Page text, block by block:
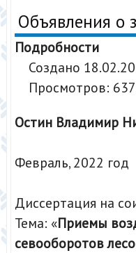
Объявления о
Подробности
Создано
Просмотров:
Остин Владимир
Февраль, 2022 год
Диссертация на
Тема: «Приемы
севооборотов